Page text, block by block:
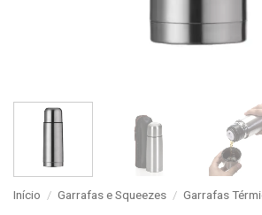
Início / Garrafas e Squeezes / Garrafas